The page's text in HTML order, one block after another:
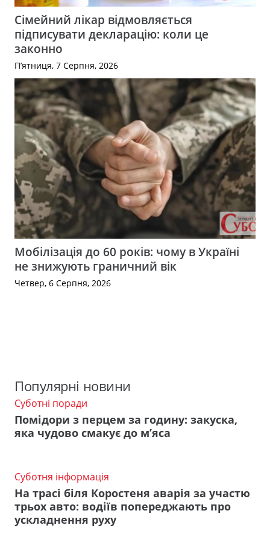
Сімейний лікар відмовляється
підписувати декларацію: коли це
законно
П’ятниця, 7 Серпня, 2026
Мобілізація до 60 років: чому в Україні
не знижують граничний вік
Четвер, 6 Серпня, 2026
Популярні новини
Суботні поради
Помідори з перцем за годину: закуска,
яка чудово смакує до м’яса
Суботня інформація
На трасі біля Коростеня аварія за участю
трьох авто: водіїв попереджають про
ускладнення руху